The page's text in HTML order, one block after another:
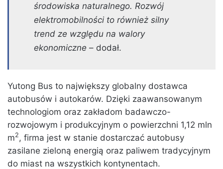
środowiska naturalnego. Rozwój
elektromobilności to również silny
trend ze względu na walory
ekonomiczne – dodał.
Yutong Bus to największy globalny dostawca
autobusów i autokarów. Dzięki zaawansowanym
technologiom oraz zakładom badawczo-
rozwojowym i produkcyjnym o powierzchni 1,12 mln
m2 , firma jest w stanie dostarczać autobusy
zasilane zieloną energią oraz paliwem tradycyjnym
do miast na wszystkich kontynentach.